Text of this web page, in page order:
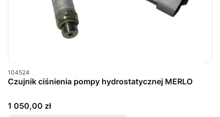
Kod produktu
104524
Czujnik ciśnienia pompy hydrostatycznej MERLO
Cena
1 050,00 zł